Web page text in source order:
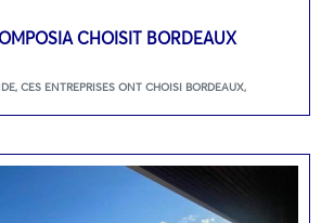
CHOISIT BORDEAUX
, CES ENTREPRISES ONT CHOISI BORDEAUX,